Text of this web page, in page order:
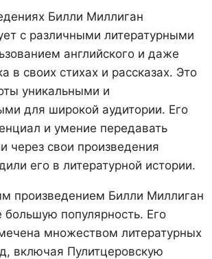
Билли Миллиган
с различными литературными
английского и даже
в своих стихах и рассказах. Это
уникальными и
для широкой аудитории. Его
и умение передавать
через свои произведения
его в литературной истории.
произведением Билли Миллиган
большую популярность. Его
множеством литературных
включая Пулитцеровскую